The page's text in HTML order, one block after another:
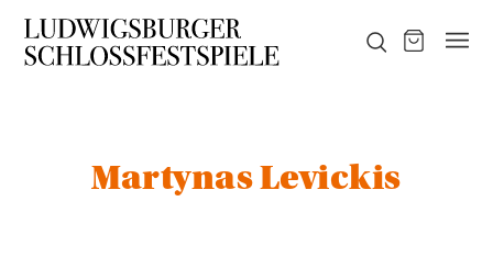
Martynas Levickis